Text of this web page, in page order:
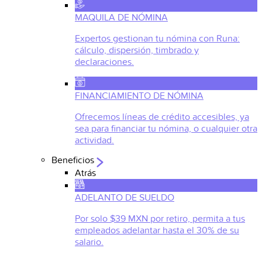
MAQUILA DE NÓMINA
Expertos gestionan tu nómina con Runa:
cálculo, dispersión, timbrado y
declaraciones.
FINANCIAMIENTO DE NÓMINA
Ofrecemos líneas de crédito accesibles, ya
sea para financiar tu nómina, o cualquier otra
actividad.
Beneficios
Atrás
ADELANTO DE SUELDO
Por solo $39 MXN por retiro, permita a tus
empleados adelantar hasta el 30% de su
salario.